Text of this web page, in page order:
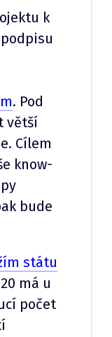
k
. Pod
větší
Cílem
know-
bude
státu
má u
počet